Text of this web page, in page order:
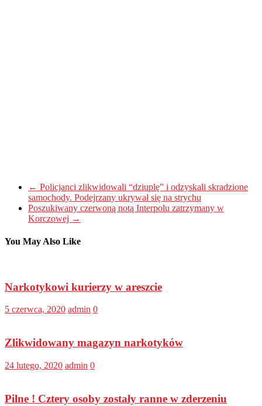
← Policjanci zlikwidowali “dziuplę” i odzyskali skradzione
samochody. Podejrzany ukrywał się na strychu
Poszukiwany czerwoną notą Interpolu zatrzymany w
Korczowej →
You May Also Like
Narkotykowi kurierzy w areszcie
5 czerwca, 2020 admin 0
Zlikwidowany magazyn narkotyków
24 lutego, 2020 admin 0
Pilne ! Cztery osoby zostały ranne w zderzeniu